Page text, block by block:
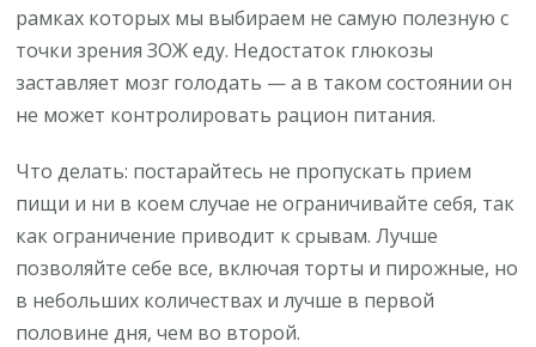
рамках которых мы выбираем не самую полезную с
точки зрения ЗОЖ еду. Недостаток глюкозы
заставляет мозг голодать — а в таком состоянии он
не может контролировать рацион питания.
Что делать: постарайтесь не пропускать прием
пищи и ни в коем случае не ограничивайте себя, так
как ограничение приводит к срывам. Лучше
позволяйте себе все, включая торты и пирожные, но
в небольших количествах и лучше в первой
половине дня, чем во второй.